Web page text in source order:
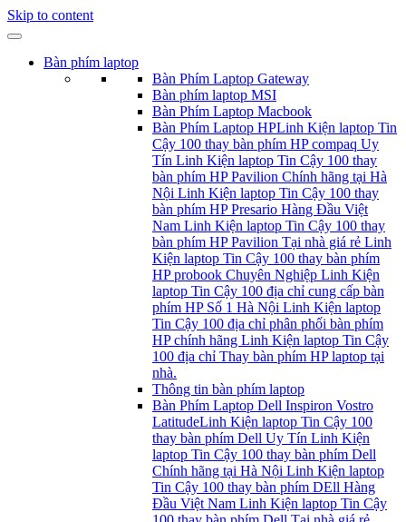
Skip to content
Bàn phím laptop
Bàn Phím Laptop Gateway
Bàn phím laptop MSI
Bàn Phím Laptop Macbook
Bàn Phím Laptop HPLinh Kiện laptop Tin
Cậy 100 thay bàn phím HP compaq Uy
Tín Linh Kiện laptop Tin Cậy 100 thay
bàn phím HP Pavilion Chính hãng tại Hà
Nội Linh Kiện laptop Tin Cậy 100 thay
bàn phím HP Presario Hàng Đầu Việt
Nam Linh Kiện laptop Tin Cậy 100 thay
bàn phím HP Pavilion Tại nhà giá rẻ Linh
Kiện laptop Tin Cậy 100 thay bàn phím
HP probook Chuyên Nghiệp Linh Kiện
laptop Tin Cậy 100 địa chỉ cung cấp bàn
phím HP Số 1 Hà Nội Linh Kiện laptop
Tin Cậy 100 địa chỉ phân phối bàn phím
HP chính hãng Linh Kiện laptop Tin Cậy
100 địa chỉ Thay bàn phím HP laptop tại
nhà.
Thông tin bàn phím laptop
Bàn Phím Laptop Dell Inspiron Vostro
LatitudeLinh Kiện laptop Tin Cậy 100
thay bàn phím Dell Uy Tín Linh Kiện
laptop Tin Cậy 100 thay bàn phím Dell
Chính hãng tại Hà Nội Linh Kiện laptop
Tin Cậy 100 thay bàn phím DEll Hàng
Đầu Việt Nam Linh Kiện laptop Tin Cậy